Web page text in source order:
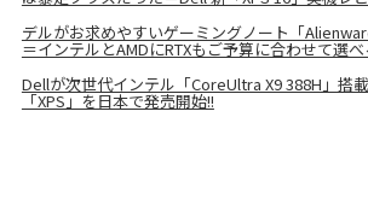
デルがお求めやすいゲーミングノート「
＝インテルとAMDにRTXもご予算に合わせて選べ
Dellが次世代インテル「CoreUltra X9 388H」搭
「XPS」を日本で発売開始!!